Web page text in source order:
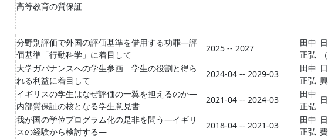
高等教育の質保証
分野別評価で外国の評価基準を借用する功罪―評
価基準「行動科学」に着目して
2025 -- 2027
田中
正弘
大学ガバナンスへの学生参画 学生の役割と得ら
れる利益に着目して
2024-04 -- 2029-03
田中
正弘
イギリスの学生はなぜ評価の一翼を担えるのか―
内部質保証の核となる学生意見書
2021-04 -- 2024-03
田中
正弘
我が国の学位プログラム化の是非を問う―イギリ
スの経験から検討する―
2018-04 -- 2021-03
田中
正弘